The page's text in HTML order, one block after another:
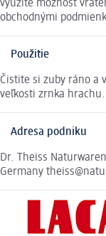
využite možnosť
obchodnými
Použitie
Čistite si zuby ráno a
veľkosti zrnka hrachu.
Adresa podniku
Dr. Theiss
Germany